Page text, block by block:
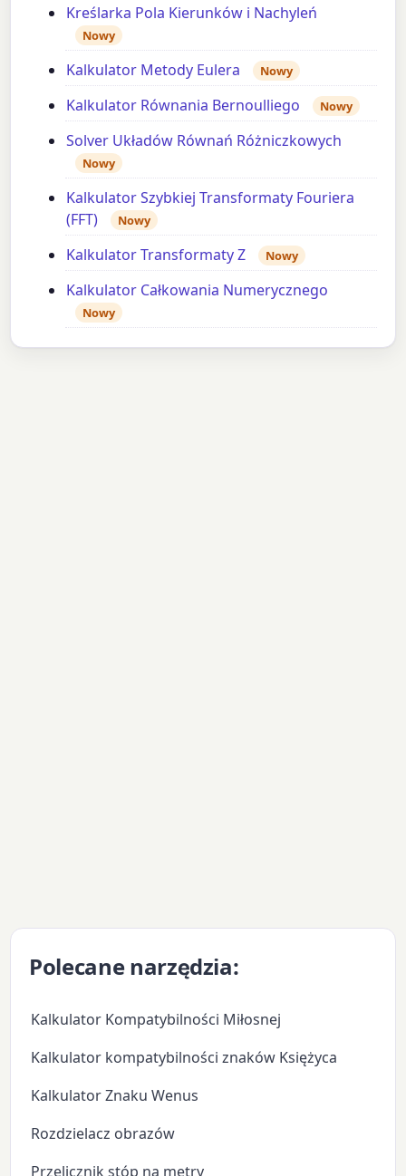
Kreślarka Pola Kierunków i Nachyleń
Nowy
Kalkulator Metody Eulera Nowy
Kalkulator Równania Bernoulliego Nowy
Solver Układów Równań Różniczkowych
Nowy
Kalkulator Szybkiej Transformaty Fouriera
(FFT)
Nowy
Kalkulator Transformaty Z Nowy
Kalkulator Całkowania Numerycznego
Nowy
Polecane narzędzia:
Kalkulator Kompatybilności Miłosnej
Kalkulator kompatybilności znaków Księżyca
Kalkulator Znaku Wenus
Rozdzielacz obrazów
Przelicznik stóp na metry